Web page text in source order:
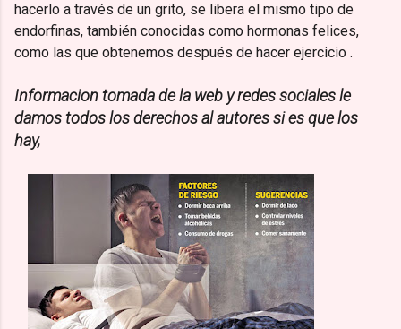
hacerlo a través de un grito, se libera el mismo tipo de
endorfinas, también conocidas como hormonas felices,
como las que obtenemos después de hacer ejercicio .
Informacion tomada de la web y redes sociales le
damos todos los derechos al autores si es que los
hay,